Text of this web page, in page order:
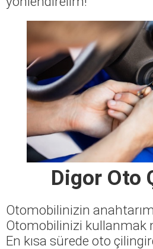
Digor Oto
Otomobilinizin
Otomobilinizi kullanmak
En kısa sürede oto